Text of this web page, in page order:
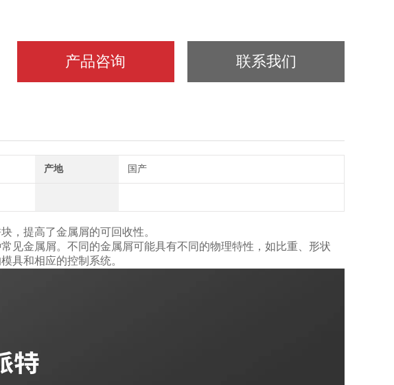
产品咨询 联系我们
产地 国产
，提高了金属屑的可回收性。
见金属屑。不同的金属屑可能具有不同的物理特性，如比重、形状
具和相应的控制系统。